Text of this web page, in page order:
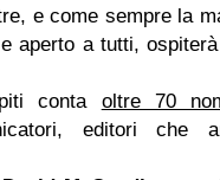
e come sempre la
aperto a tutti,
conta oltre 70
editori che